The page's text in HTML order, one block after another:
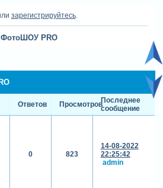
зарегистрируйтесь.
PRO
Ответов ПросмотровПоследнее
сообщение
0 823
14-08-2022
22:25:42
admin